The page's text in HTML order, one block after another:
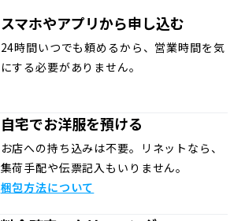
スマホやアプリから申し込む
24時間いつでも頼めるから、営業時間を気
にする必要がありません。
自宅でお洋服を預ける
お店への持ち込みは不要。リネットなら、
集荷手配や伝票記入もいりません。
梱包方法について